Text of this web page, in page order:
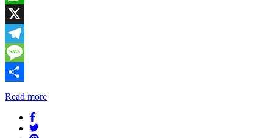
WhatsApp
X
Telegram
Message
Share
Read more